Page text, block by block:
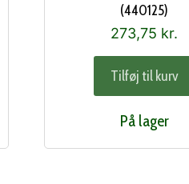
(440125)
273,75 kr.
Tilføj til kurv
På lager